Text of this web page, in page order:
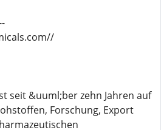
seit &uuml;ber zehn Jahren auf
Forschung, Export